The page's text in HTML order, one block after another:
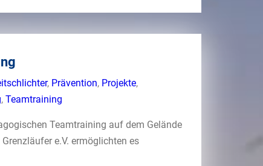
, Prävention, Projekte,
, Teamtraining
Teamtraining auf dem Gelände
e.V. ermöglichten es